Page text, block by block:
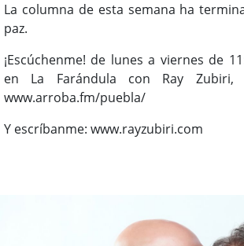
La columna de esta semana ha
paz.
¡Escúchenme! de lunes a viernes de
en La Farándula con Ray
www.arroba.fm/puebla/
Y escríbanme: www.rayzubiri.com